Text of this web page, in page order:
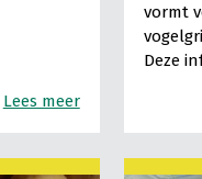
Lees meer
vormt
Deze